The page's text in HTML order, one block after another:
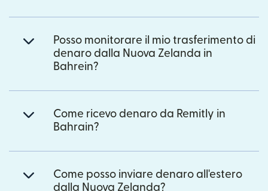
Posso monitorare il mio trasferimento di
denaro dalla Nuova Zelanda in
Bahrein?
Come ricevo denaro da Remitly in
Bahrain?
Come posso inviare denaro all'estero
dalla Nuova Zelanda?